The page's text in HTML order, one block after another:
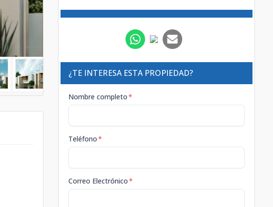
¿TE INTERESA ESTA PROPIEDAD?
Nombre completo*
Teléfono*
Correo Electrónico*